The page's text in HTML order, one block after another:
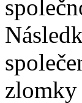
zlomky